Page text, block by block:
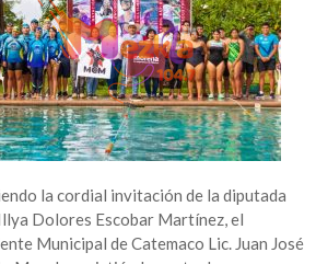
la cordial invitación de la diputada
Dolores Escobar Martínez, el
Municipal de Catemaco Lic. Juan José